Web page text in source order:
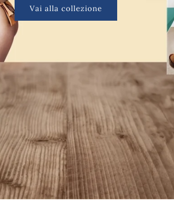
Vai alla collezione